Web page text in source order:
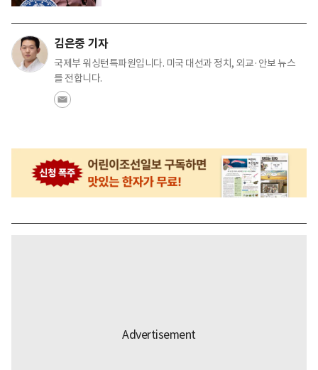
김은중 기자
국제부 워싱턴특파원입니다. 미국 대선과 정치, 외교·안보 뉴스
를 전합니다.